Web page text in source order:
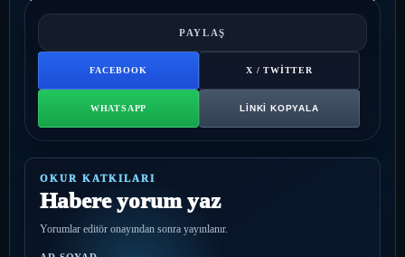
PAYLAŞ
FACEBOOK X / TWITTER
WHATSAPP LINKI KOPYALA
OKUR KATKILARI
Habere yorum yaz
Yorumlar editör onayından sonra yayınlanır.